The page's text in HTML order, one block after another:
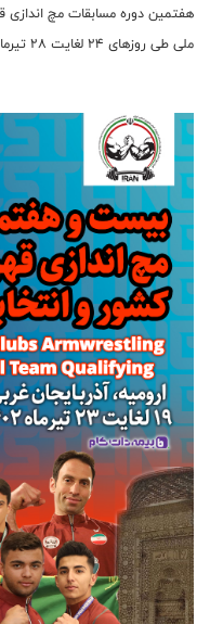
هفتمین دوره مسابقات مچ اندازی
ملی طی روزهای 24 لغایت 28 تیرماه در ارومیه برگزار می شود.